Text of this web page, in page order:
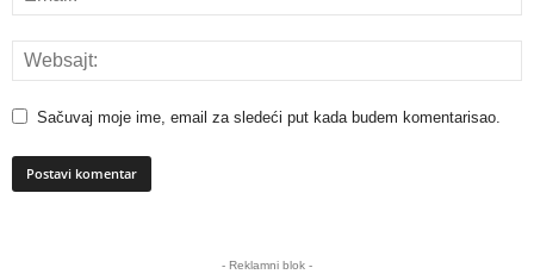
Sačuvaj moje ime, email za sledeći put kada budem komentarisao.
- Reklamni blok -